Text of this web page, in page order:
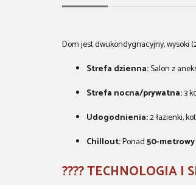
Dom jest dwukondygnacyjny, wysoki
Strefa dzienna:Salon z
Strefa nocna/prywatna:3
Udogodnienia:2 łazienki,
Chillout:Ponad50-
????️ TECHNOLOGIA I